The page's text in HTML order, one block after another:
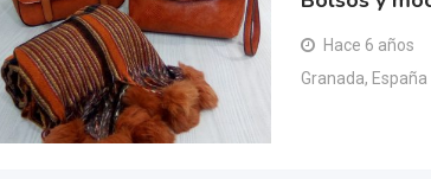
Hace 6 años
Granada, España